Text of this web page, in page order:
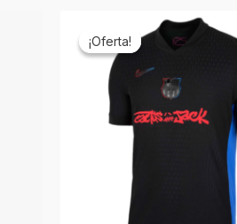
¡Oferta!
¡Oferta!
precio
original
era:
€69,90.
precio
actual
es:
€19,90.